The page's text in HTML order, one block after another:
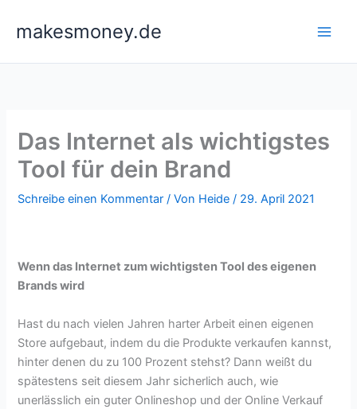
Inhaltmakesmoney.de
Das Internet als wichtigstes
Tool für dein Brand
Schreibe einen Kommentar / Von Heide/ 29. April 2021
Wenn das Internet zum wichtigsten Tool des eigenen
Brands wird
Hast du nach vielen Jahren harter Arbeit einen eigenen
Store aufgebaut, indem du die Produkte verkaufen kannst,
hinter denen du zu 100 Prozent stehst? Dann weißt du
spätestens seit diesem Jahr sicherlich auch, wie
unerlässlich ein guter Onlineshop und der Online Verkauf